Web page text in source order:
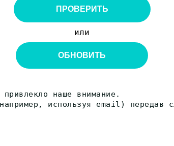
ПРОВЕРИТЬ
или
ОБНОВИТЬ
наше внимание.
используя email) передав